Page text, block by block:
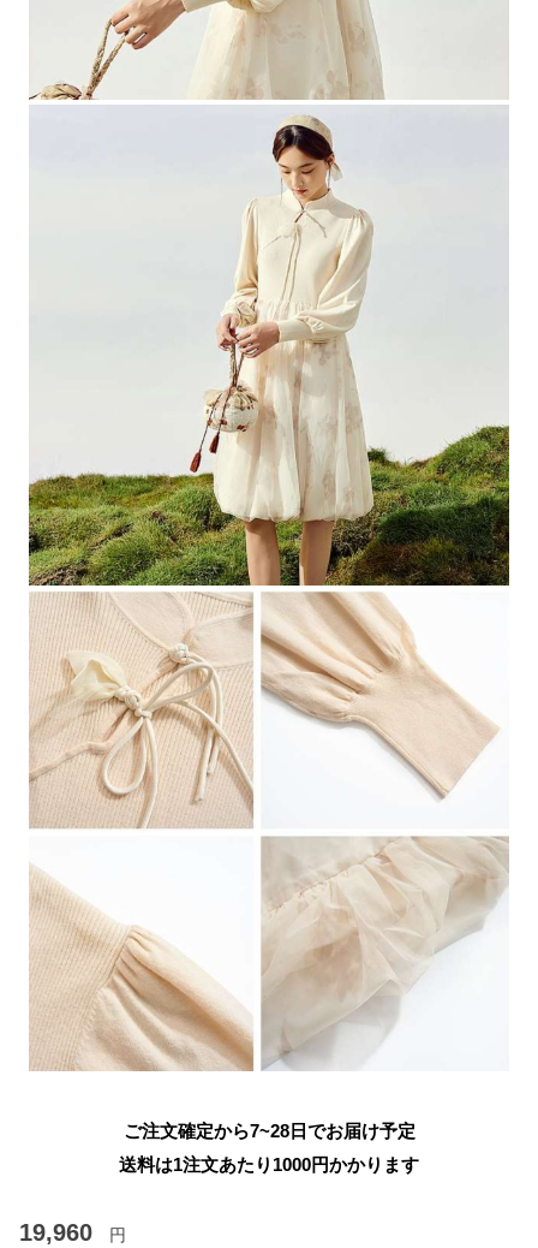
ご注文確定から7~28日でお届け予定
送料は1注文あたり 1000円かかります
19,960 円